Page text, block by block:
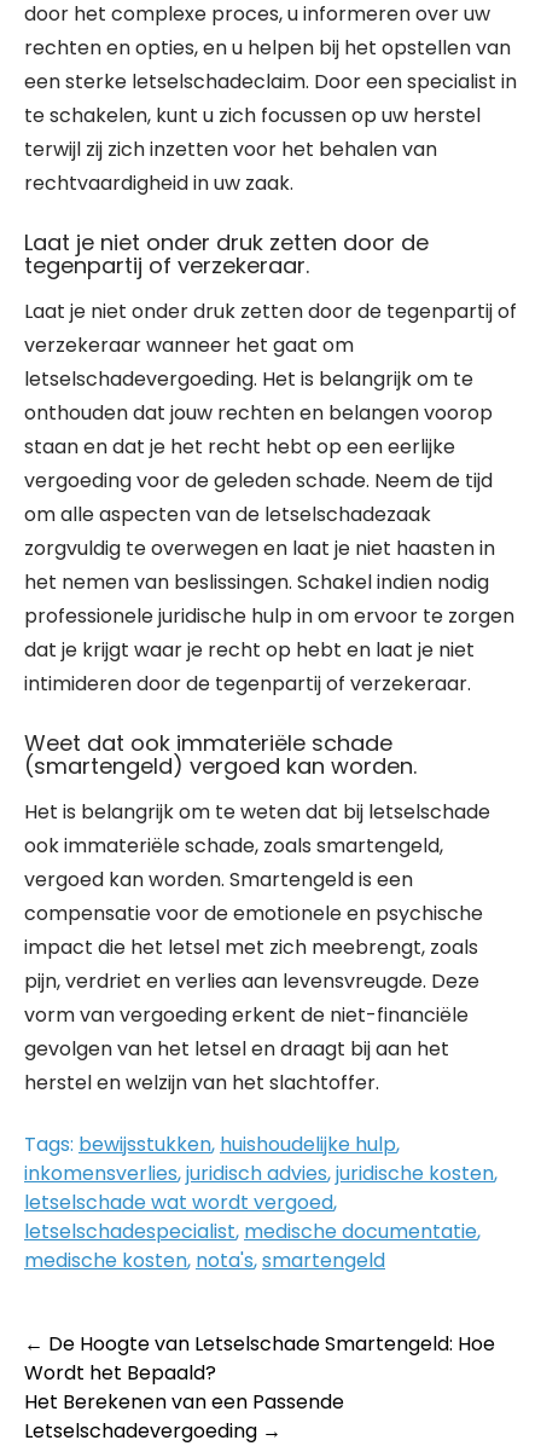
door het complexe proces, u informeren over uw
rechten en opties, en u helpen bij het opstellen van
een sterke letselschadeclaim. Door een specialist in
te schakelen, kunt u zich focussen op uw herstel
terwijl zij zich inzetten voor het behalen van
rechtvaardigheid in uw zaak.
Laat je niet onder druk zetten door de
tegenpartij of verzekeraar.
Laat je niet onder druk zetten door de tegenpartij of
verzekeraar wanneer het gaat om
letselschadevergoeding. Het is belangrijk om te
onthouden dat jouw rechten en belangen voorop
staan en dat je het recht hebt op een eerlijke
vergoeding voor de geleden schade. Neem de tijd
om alle aspecten van de letselschadezaak
zorgvuldig te overwegen en laat je niet haasten in
het nemen van beslissingen. Schakel indien nodig
professionele juridische hulp in om ervoor te zorgen
dat je krijgt waar je recht op hebt en laat je niet
intimideren door de tegenpartij of verzekeraar.
Weet dat ook immateriële schade
(smartengeld) vergoed kan worden.
Het is belangrijk om te weten dat bij letselschade
ook immateriële schade, zoals smartengeld,
vergoed kan worden. Smartengeld is een
compensatie voor de emotionele en psychische
impact die het letsel met zich meebrengt, zoals
pijn, verdriet en verlies aan levensvreugde. Deze
vorm van vergoeding erkent de niet-financiële
gevolgen van het letsel en draagt bij aan het
herstel en welzijn van het slachtoffer.
Tags: bewijsstukken, huishoudelijke hulp,
inkomensverlies,juridisch advies,juridische kosten,
letselschade wat wordt vergoed,
letselschadespecialist, medische documentatie,
medische kosten, nota's,smartengeld
Post
navigation
← De Hoogte van Letselschade Smartengeld: Hoe
Wordt het Bepaald?
Het Berekenen van een Passende
Letselschadevergoeding →